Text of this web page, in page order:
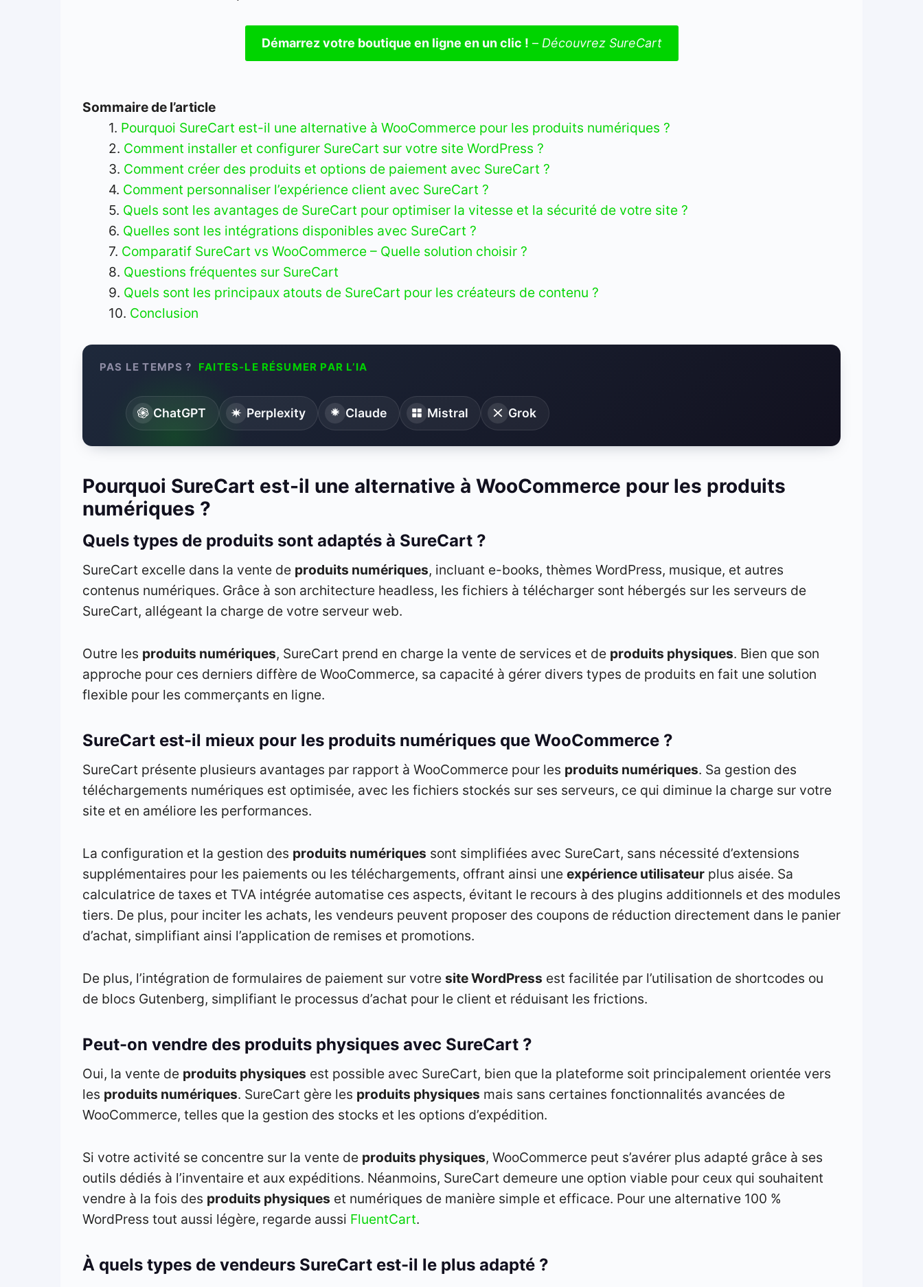
Démarrez votre boutique en ligne en un clic ! – Découvrez SureCart
Sommaire de l’article
Pourquoi SureCart est-il une alternative à WooCommerce pour les produits numériques ?
Comment installer et configurer SureCart sur votre site WordPress ?
Comment créer des produits et options de paiement avec SureCart ?
Comment personnaliser l’expérience client avec SureCart ?
Quels sont les avantages de SureCart pour optimiser la vitesse et la sécurité de votre site ?
Quelles sont les intégrations disponibles avec SureCart ?
Comparatif SureCart vs WooCommerce – Quelle solution choisir ?
Questions fréquentes sur SureCart
Quels sont les principaux atouts de SureCart pour les créateurs de contenu ?
Conclusion
PAS LE TEMPS ? FAITES-LE RÉSUMER PAR L’IA
ChatGPT Perplexity Claude Mistral Grok
Pourquoi SureCart est-il une alternative à WooCommerce pour les produits
numériques ?
Quels types de produits sont adaptés à SureCart ?
SureCart excelle dans la vente de produits numériques, incluant e-books, thèmes WordPress, musique, et autres
contenus numériques. Grâce à son architecture headless, les fichiers à télécharger sont hébergés sur les serveurs de
SureCart, allégeant la charge de votre serveur web.
Outre les produits numériques, SureCart prend en charge la vente de services et de produits physiques. Bien que son
approche pour ces derniers diffère de WooCommerce, sa capacité à gérer divers types de produits en fait une solution
flexible pour les commerçants en ligne.
SureCart est-il mieux pour les produits numériques que WooCommerce ?
SureCart présente plusieurs avantages par rapport à WooCommerce pour les produits numériques. Sa gestion des
téléchargements numériques est optimisée, avec les fichiers stockés sur ses serveurs, ce qui diminue la charge sur votre
site et en améliore les performances.
La configuration et la gestion des produits numériques sont simplifiées avec SureCart, sans nécessité d’extensions
supplémentaires pour les paiements ou les téléchargements, offrant ainsi une expérience utilisateur plus aisée. Sa
calculatrice de taxes et TVA intégrée automatise ces aspects, évitant le recours à des plugins additionnels et des modules
tiers. De plus, pour inciter les achats, les vendeurs peuvent proposer des coupons de réduction directement dans le panier
d’achat, simplifiant ainsi l’application de remises et promotions.
De plus, l’intégration de formulaires de paiement sur votre site WordPress est facilitée par l’utilisation de shortcodes ou
de blocs Gutenberg, simplifiant le processus d’achat pour le client et réduisant les frictions.
Peut-on vendre des produits physiques avec SureCart ?
Oui, la vente de produits physiques est possible avec SureCart, bien que la plateforme soit principalement orientée vers
les produits numériques. SureCart gère les produits physiques mais sans certaines fonctionnalités avancées de
WooCommerce, telles que la gestion des stocks et les options d’expédition.
Si votre activité se concentre sur la vente de produits physiques, WooCommerce peut s’avérer plus adapté grâce à ses
outils dédiés à l’inventaire et aux expéditions. Néanmoins, SureCart demeure une option viable pour ceux qui souhaitent
vendre à la fois des produits physiques et numériques de manière simple et efficace. Pour une alternative 100 %
WordPress tout aussi légère, regarde aussi FluentCart.
À quels types de vendeurs SureCart est-il le plus adapté ?